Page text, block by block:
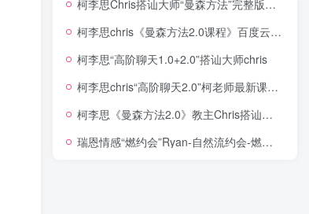
柯李思Chris搭讪大师“曼森方法”完整版下载
柯李思chris《曼森方法2.0课程》百度云免费下载
柯李思“高阶聊天1.0+2.0”搭讪大师chris
柯李思chris“高阶聊天2.0”柯老师最新课程同步更新中
柯李思《曼森方法2.0》教主Chris搭讪大师TV下载
瑞恩情感“燃约会”Ryan-自然流约会-燃約會-自然之道